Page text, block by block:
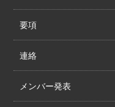
要項
連絡
メンバー発表